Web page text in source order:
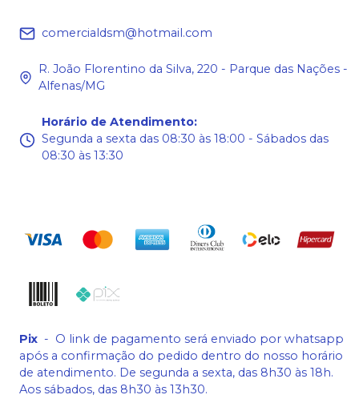
comercialdsm@hotmail.com
R. João Florentino da Silva, 220 - Parque das Nações -
Alfenas/MG
Horário de Atendimento:
Segunda a sexta das 08:30 às 18:00 - Sábados das
08:30 às 13:30
Pix - O link de pagamento será enviado por whatsapp
após a confirmação do pedido dentro do nosso horário
de atendimento. De segunda a sexta, das 8h30 às 18h.
Aos sábados, das 8h30 às 13h30.